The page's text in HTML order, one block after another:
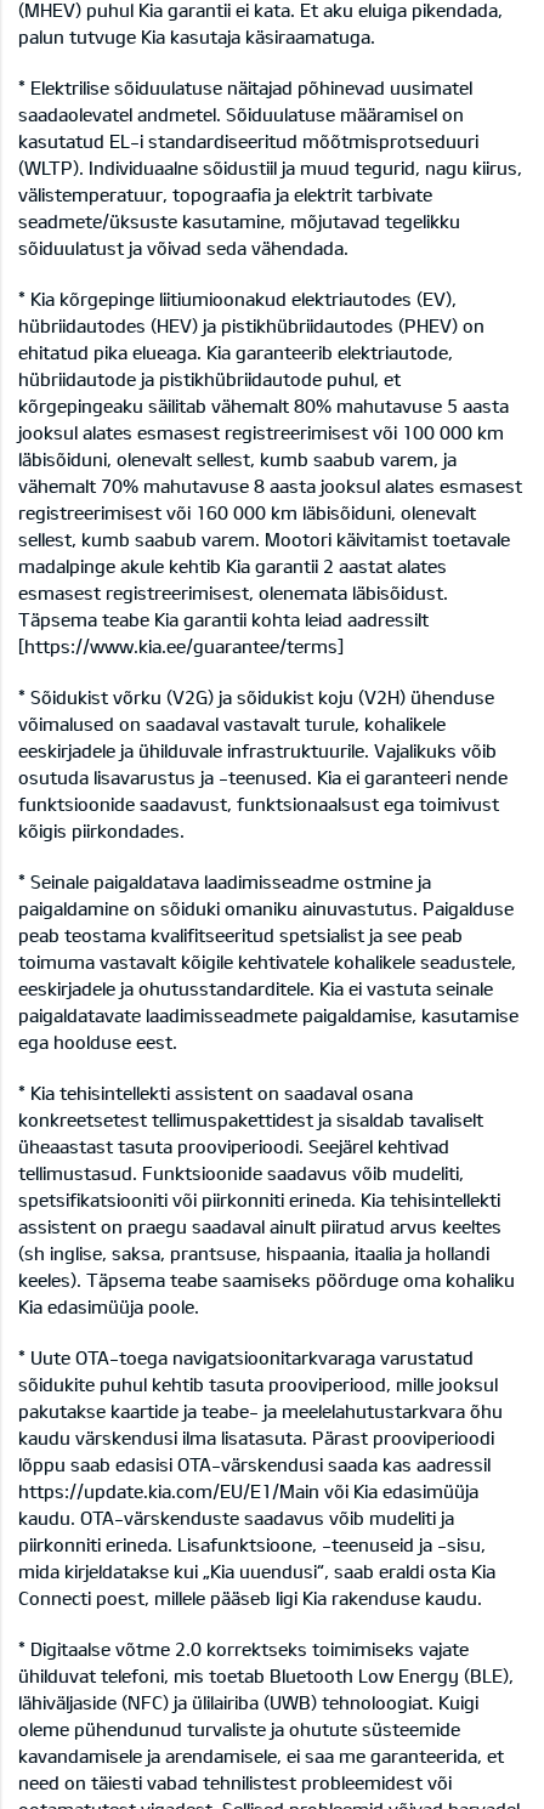
(MHEV) puhul Kia garantii ei kata. Et aku eluiga pikendada,
palun tutvuge Kia kasutaja käsiraamatuga.
* Elektrilise sõiduulatuse näitajad põhinevad uusimatel
saadaolevatel andmetel. Sõiduulatuse määramisel on
kasutatud EL-i standardiseeritud mõõtmisprotseduuri
(WLTP). Individuaalne sõidustiil ja muud tegurid, nagu kiirus,
välistemperatuur, topograafia ja elektrit tarbivate
seadmete/üksuste kasutamine, mõjutavad tegelikku
sõiduulatust ja võivad seda vähendada.
* Kia kõrgepinge liitiumioonakud elektriautodes (EV),
hübriidautodes (HEV) ja pistikhübriidautodes (PHEV) on
ehitatud pika elueaga. Kia garanteerib elektriautode,
hübriidautode ja pistikhübriidautode puhul, et
kõrgepingeaku säilitab vähemalt 80% mahutavuse 5 aasta
jooksul alates esmasest registreerimisest või 100 000 km
läbisõiduni, olenevalt sellest, kumb saabub varem, ja
vähemalt 70% mahutavuse 8 aasta jooksul alates esmasest
registreerimisest või 160 000 km läbisõiduni, olenevalt
sellest, kumb saabub varem. Mootori käivitamist toetavale
madalpinge akule kehtib Kia garantii 2 aastat alates
esmasest registreerimisest, olenemata läbisõidust.
Täpsema teabe Kia garantii kohta leiad aadressilt
[https://www.kia.ee/guarantee/terms]
* Sõidukist võrku (V2G) ja sõidukist koju (V2H) ühenduse
võimalused on saadaval vastavalt turule, kohalikele
eeskirjadele ja ühilduvale infrastruktuurile. Vajalikuks võib
osutuda lisavarustus ja -teenused. Kia ei garanteeri nende
funktsioonide saadavust, funktsionaalsust ega toimivust
kõigis piirkondades.
* Seinale paigaldatava laadimisseadme ostmine ja
paigaldamine on sõiduki omaniku ainuvastutus. Paigalduse
peab teostama kvalifitseeritud spetsialist ja see peab
toimuma vastavalt kõigile kehtivatele kohalikele seadustele,
eeskirjadele ja ohutusstandarditele. Kia ei vastuta seinale
paigaldatavate laadimisseadmete paigaldamise, kasutamise
ega hoolduse eest.
* Kia tehisintellekti assistent on saadaval osana
konkreetsetest tellimuspakettidest ja sisaldab tavaliselt
üheaastast tasuta prooviperioodi. Seejärel kehtivad
tellimustasud. Funktsioonide saadavus võib mudeliti,
spetsifikatsiooniti või piirkonniti erineda. Kia tehisintellekti
assistent on praegu saadaval ainult piiratud arvus keeltes
(sh inglise, saksa, prantsuse, hispaania, itaalia ja hollandi
keeles). Täpsema teabe saamiseks pöörduge oma kohaliku
Kia edasimüüja poole.
* Uute OTA-toega navigatsioonitarkvaraga varustatud
sõidukite puhul kehtib tasuta prooviperiood, mille jooksul
pakutakse kaartide ja teabe- ja meelelahutustarkvara õhu
kaudu värskendusi ilma lisatasuta. Pärast prooviperioodi
lõppu saab edasisi OTA-värskendusi saada kas aadressil
https://update.kia.com/EU/E1/Main või Kia edasimüüja
kaudu. OTA-värskenduste saadavus võib mudeliti ja
piirkonniti erineda. Lisafunktsioone, -teenuseid ja -sisu,
mida kirjeldatakse kui „Kia uuendusi“, saab eraldi osta Kia
Connecti poest, millele pääseb ligi Kia rakenduse kaudu.
* Digitaalse võtme 2.0 korrektseks toimimiseks vajate
ühilduvat telefoni, mis toetab Bluetooth Low Energy (BLE),
lähiväljaside (NFC) ja ülilairiba (UWB) tehnoloogiat. Kuigi
oleme pühendunud turvaliste ja ohutute süsteemide
kavandamisele ja arendamisele, ei saa me garanteerida, et
need on täiesti vabad tehnilistest probleemidest või